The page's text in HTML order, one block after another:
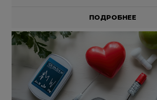
ПОДРОБНЕЕ